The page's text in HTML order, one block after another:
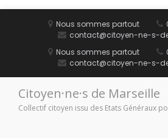
Nous sommes partout
contact@citoyen-ne-s-
Nous sommes partout
contact@citoyen-ne-s-
Citoyen·ne·s de Marseille
Collectif citoyen issu des Etats Généraux